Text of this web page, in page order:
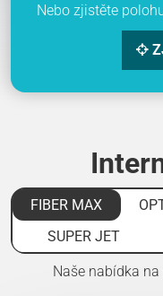
Nebo zjistěte
FIBER MAX
SUPER JET
Naše nabídka